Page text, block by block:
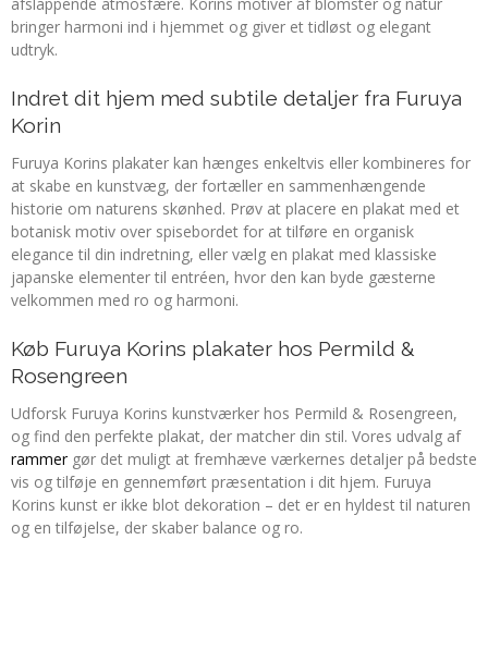
bringer harmoni ind i hjemmet og giver et tidløst og elegant
udtryk.
Indret dit hjem med subtile detaljer fra Furuya
Korin
Furuya Korins plakater kan hænges enkeltvis eller kombineres for
at skabe en kunstvæg, der fortæller en sammenhængende
historie om naturens skønhed. Prøv at placere en plakat med et
botanisk motiv over spisebordet for at tilføre en organisk
elegance til din indretning, eller vælg en plakat med klassiske
japanske elementer til entréen, hvor den kan byde gæsterne
velkommen med ro og harmoni.
Køb Furuya Korins plakater hos Permild &
Rosengreen
Udforsk Furuya Korins kunstværker hos Permild & Rosengreen,
og find den perfekte plakat, der matcher din stil. Vores udvalg af
rammergør det muligt at fremhæve værkernes detaljer på bedste
vis og tilføje en gennemført præsentation i dit hjem. Furuya
Korins kunst er ikke blot dekoration – det er en hyldest til naturen
og en tilføjelse, der skaber balance og ro.